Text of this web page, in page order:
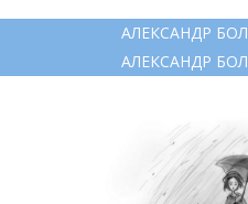
АЛЕКСАНДР
АЛЕКСАНДР